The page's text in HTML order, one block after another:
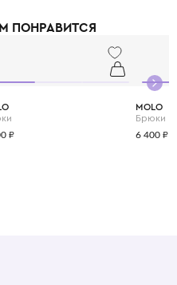
актуальной не один
ПОНРАВИТСЯ
₽
MOLO
Брюки
6 400 ₽